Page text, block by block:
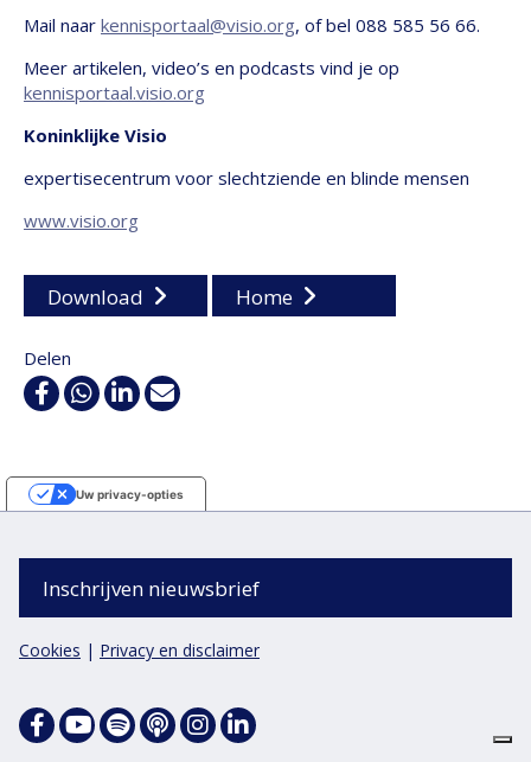
Mail naar kennisportaal@visio.org, of bel 088 585 56 66.
Meer artikelen, video’s en podcasts vind je op
kennisportaal.visio.org
Koninklijke Visio
expertisecentrum voor slechtziende en blinde mensen
www.visio.org
Download Home
Delen
FacebookWhatsApp
Linkedin
E-
Inschrijven nieuwsbrief
Cookies | Privacy en disclaimer
Facebook SpotifyApple
Podcasts
InstagramLinkedin
Uw privacy-opties